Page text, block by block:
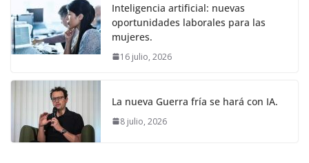
Inteligencia artificial: nuevas
oportunidades laborales para las
mujeres.
16 julio, 2026
La nueva Guerra fría se hará con IA.
8 julio, 2026